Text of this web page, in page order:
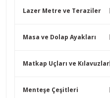
Lazer Metre ve Teraziler
Masa ve Dolap Ayakları
Matkap Uçları ve Kılavuzlar
Menteşe Çeşitleri